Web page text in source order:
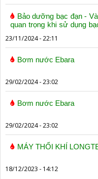
Bảo dưỡng bạc đạn -
quan trọng khi sử dụng
23/11/2024 - 22:11
Bơm nước Ebara
29/02/2024 - 23:02
Bơm nước Ebara
29/02/2024 - 23:02
MÁY THỔI KHÍ
18/12/2023 - 14:12